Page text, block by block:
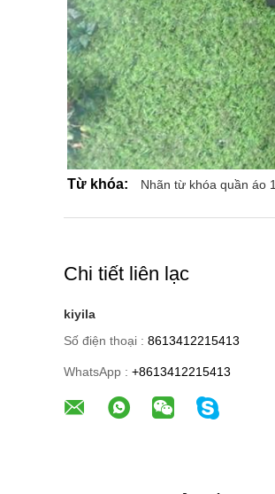
Từ khóa: Nhãn từ khóa quần áo 1
Chi tiết liên lạc
kiyila
Số điện thoại : 8613412215413
WhatsApp : +8613412215413